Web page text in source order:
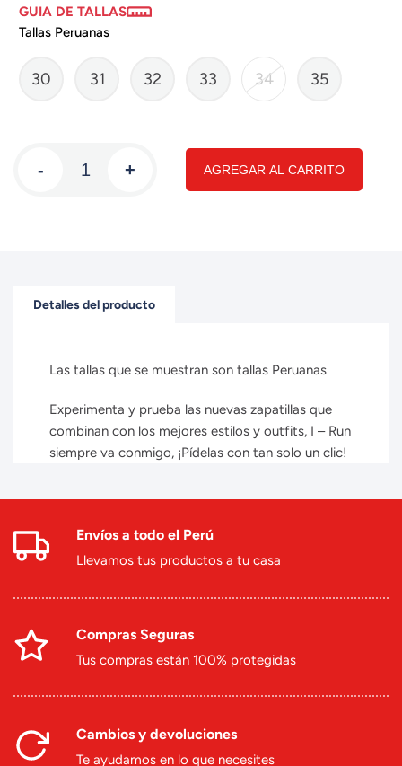
GUIA DE TALLAS
Tallas Peruanas
30 31 32 33 34 35
- + AGREGAR AL CARRITO
Detalles del producto
Las tallas que se muestran son tallas Peruanas
Experimenta y prueba las nuevas zapatillas que
combinan con los mejores estilos y outfits, I – Run
siempre va conmigo, ¡Pídelas con tan solo un clic!
Envíos a todo el Perú
Llevamos tus productos a tu casa
Compras Seguras
Tus compras están 100% protegidas
Cambios y devoluciones
Te ayudamos en lo que necesites